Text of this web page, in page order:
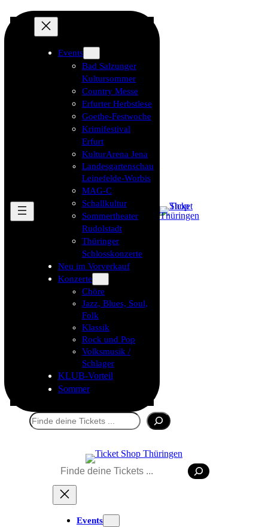
Events
Bad Salzunger
Kultursommer
Country Messe
Erfurter Herbstlese
Goethe-Festwoche
Krimifestival
Erfurt
KulturArena Jena
Landesgartenschau
Leinefelde-Worbis
MAG-C
Schallkultur
Sommertheater
Rudolstadt
Thüringer
Schlosskonzerte
Neu im Vorverkauf
Konzerte
Chöre
Jazz, Blues, Soul,
Folk
Klassik
Rock und Pop
Volksmusik /
Schlager
KLUB-Vorteil
Sommer
Suchen
Suchen
Events